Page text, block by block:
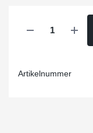
Artikelnummer